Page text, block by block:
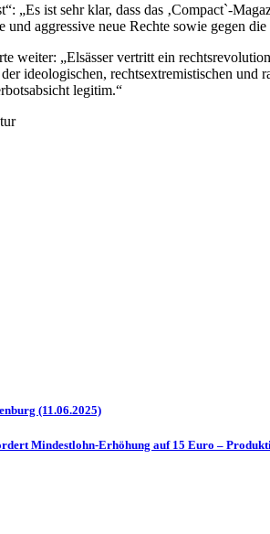
„Es ist sehr klar, dass das ‚Compact`-
und aggressive neue Rechte sowie gegen
weiter: „Elsässer vertritt ein
ideologischen, rechtsextremistischen
legitim.“
(11.06.2025)
Mindestlohn-Erhöhung auf 15 Euro –